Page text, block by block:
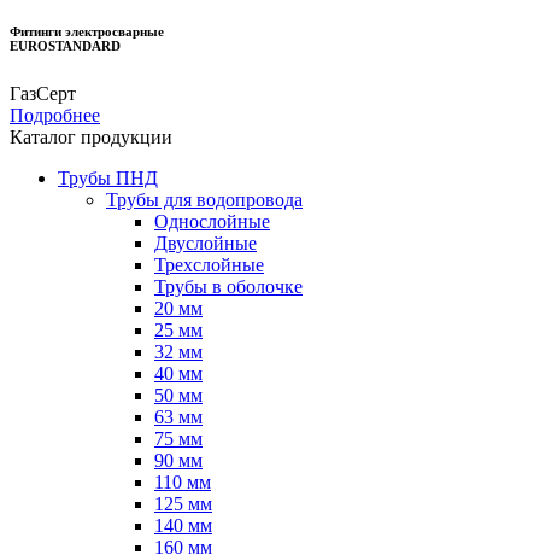
Фитинги электросварные
EUROSTANDARD
ГазСерт
Подробнее
Каталог продукции
Трубы ПНД
Трубы для водопровода
Однослойные
Двуслойные
Трехслойные
Трубы в оболочке
20 мм
25 мм
32 мм
40 мм
50 мм
63 мм
75 мм
90 мм
110 мм
125 мм
140 мм
160 мм